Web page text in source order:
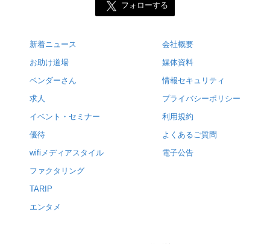
フォローする
新着ニュース
お助け道場
ベンダーさん
求人
イベント・セミナー
優待
wifiメディアスタイル
ファクタリング
TARIP
エンタメ
会社概要
媒体資料
情報セキュリティ
プライバシーポリシー
利用規約
よくあるご質問
電子公告